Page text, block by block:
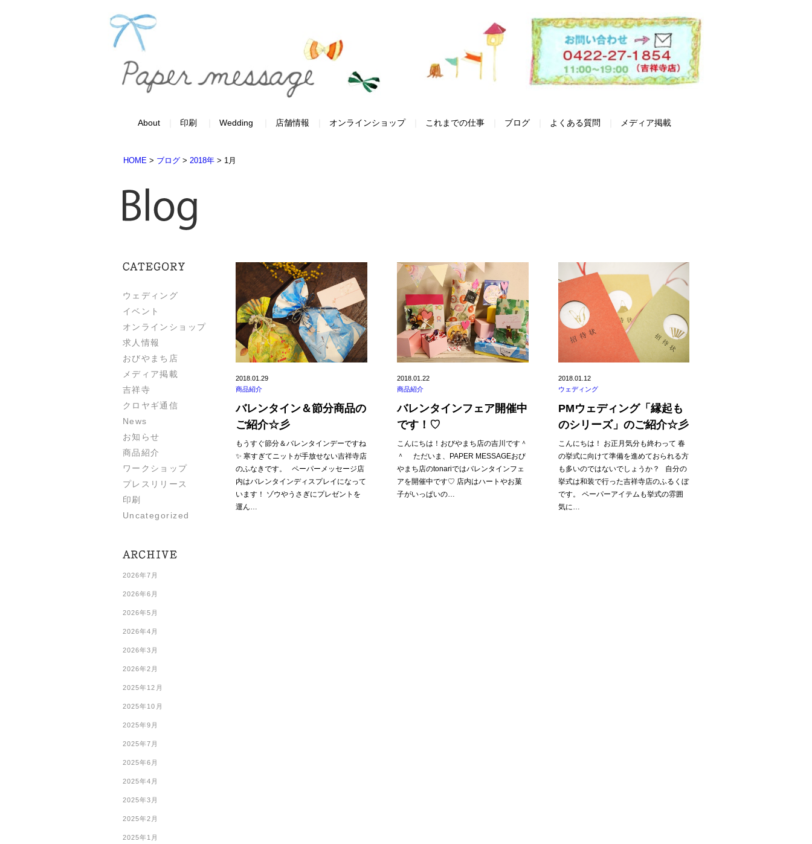
About 印刷 Wedding 店舗情報 オンラインショップ これまでの仕事 ブログ よくある質問 メディア掲載
HOME > ブログ > 2018年 > 1月
ウェディング
イベント
オンラインショップ
求人情報
おびやまち店
メディア掲載
吉祥寺
クロヤギ通信
News
お知らせ
商品紹介
ワークショップ
プレスリリース
印刷
Uncategorized
2026年7月
2026年6月
2026年5月
2026年4月
2026年3月
2026年2月
2025年12月
2025年10月
2025年9月
2025年7月
2025年6月
2025年4月
2025年3月
2025年2月
2025年1月
2018.01.29
商品紹介
バレンタイン＆節分商品の
ご紹介☆彡
もうすぐ節分＆バレンタインデーですね
✨ 寒すぎてニットが手放せない吉祥寺店
のふなきです。 ペーパーメッセージ店
内はバレンタインディスプレイになって
います！ ゾウやうさぎにプレゼントを
運ん…
2018.01.22
商品紹介
バレンタインフェア開催中
です！♡
こんにちは！おびやまち店の吉川です＾
＾ ただいま、PAPER MESSAGEおび
やまち店のtonariではバレンタインフェ
アを開催中です♡ 店内はハートやお菓
子がいっぱいの…
2018.01.12
ウェディング
PMウェディング「縁起も
のシリーズ」のご紹介☆彡
こんにちは！ お正月気分も終わって 春
の挙式に向けて準備を進めておられる方
も多いのではないでしょうか？ 自分の
挙式は和装で行った吉祥寺店のふるくぼ
です。 ペーパーアイテムも挙式の雰囲
気に…